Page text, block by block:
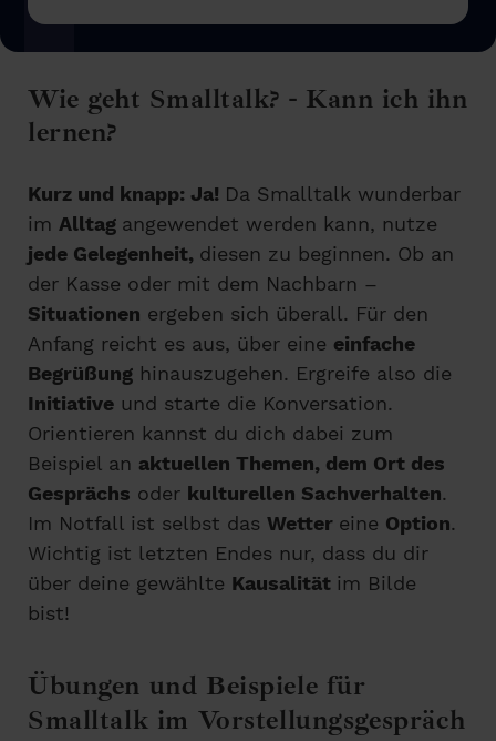
Wie geht Smalltalk? - Kann ich ihn
lernen?
Kurz und knapp: Ja! Da Smalltalk wunderbar
im Alltag angewendet werden kann, nutze
jede Gelegenheit, diesen zu beginnen. Ob an
der Kasse oder mit dem Nachbarn –
Situationen ergeben sich überall. Für den
Anfang reicht es aus, über eine einfache
Begrüßung hinauszugehen. Ergreife also die
Initiative und starte die Konversation.
Orientieren kannst du dich dabei zum
Beispiel an aktuellen Themen, dem Ort des
Gesprächs oder kulturellen Sachverhalten.
Im Notfall ist selbst das Wetter eine Option.
Wichtig ist letzten Endes nur, dass du dir
über deine gewählte Kausalität im Bilde
bist!
Übungen und Beispiele für
Smalltalk im Vorstellungsgespräch